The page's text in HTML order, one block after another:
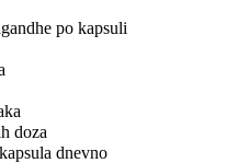
po kapsuli
doza
dnevno